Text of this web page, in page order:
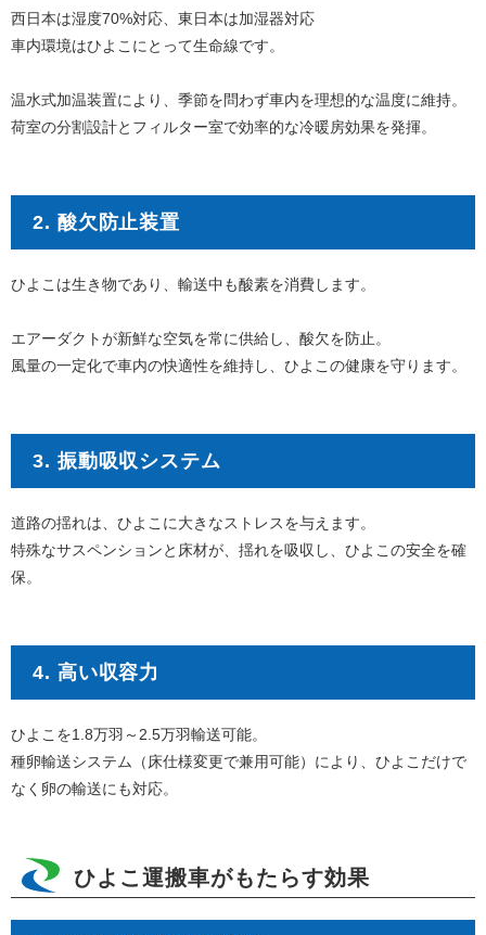
西日本は湿度70%対応、東日本は加湿器対応
車内環境はひよこにとって生命線です。
温水式加温装置により、季節を問わず車内を理想的な温度に維持。
荷室の分割設計とフィルター室で効率的な冷暖房効果を発揮。
2. 酸欠防止装置
ひよこは生き物であり、輸送中も酸素を消費します。
エアーダクトが新鮮な空気を常に供給し、酸欠を防止。
風量の一定化で車内の快適性を維持し、ひよこの健康を守ります。
3. 振動吸収システム
道路の揺れは、ひよこに大きなストレスを与えます。
特殊なサスペンションと床材が、揺れを吸収し、ひよこの安全を確
保。
4. 高い収容力
ひよこを1.8万羽～2.5万羽輸送可能。
種卵輸送システム（床仕様変更で兼用可能）により、ひよこだけで
なく卵の輸送にも対応。
ひよこ運搬車がもたらす効果